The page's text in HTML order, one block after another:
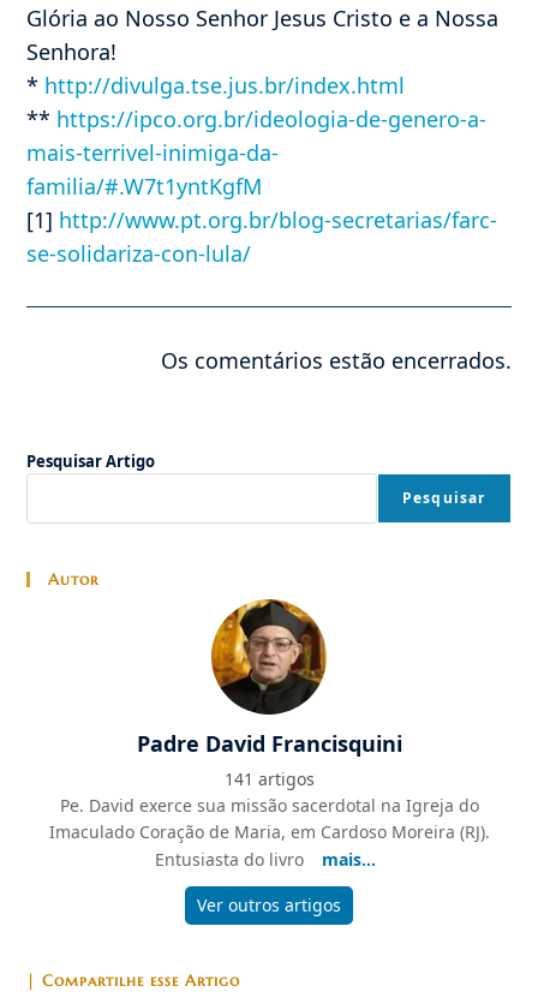
Glória ao Nosso Senhor Jesus Cristo e a Nossa
Senhora!
* http://divulga.tse.jus.br/index.html
** https://ipco.org.br/ideologia-de-genero-a-
mais-terrivel-inimiga-da-
familia/#.W7t1yntKgfM
[1] http://www.pt.org.br/blog-secretarias/farc-
se-solidariza-con-lula/
Os comentários estão encerrados.
Pesquisar Artigo
Pesquisar
Autor
Padre David Francisquini
141 artigos
Pe. David exerce sua missão sacerdotal na Igreja do
Imaculado Coração de Maria, em Cardoso Moreira (RJ).
Entusiasta do livro
mais...
Ver outros artigos
| Compartilhe esse Artigo